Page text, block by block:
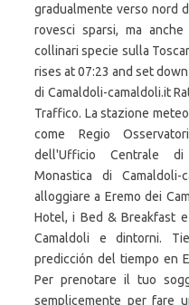
gradualmente verso nord
rovesci sparsi, ma
collinari specie sulla
rises at 07:23 and set
di Camaldoli-camaldoli.it
Traffico. La stazione
come Regio
dell'Ufficio Centrale di
Monastica di Camaldoli-
alloggiare a Eremo dei
Hotel, i Bed & Breakfast
Camaldoli e dintorni.
predicción del tiempo en
Per prenotare il tuo
semplicemente per fare